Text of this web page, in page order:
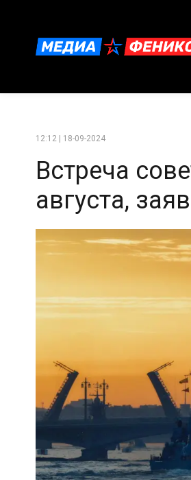
12:12 | 18-09-2024
Встреча
августа,